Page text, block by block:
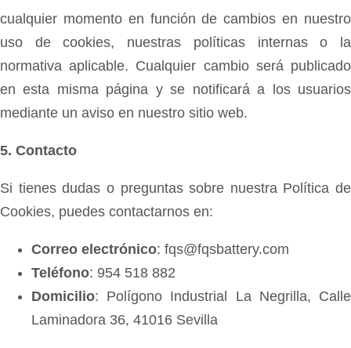
cualquier momento en función de cambios en nuestro
uso de cookies, nuestras políticas internas o la
normativa aplicable. Cualquier cambio será publicado
en esta misma página y se notificará a los usuarios
mediante un aviso en nuestro sitio web.
5. Contacto
Si tienes dudas o preguntas sobre nuestra Política de
Cookies, puedes contactarnos en:
Correo electrónico: fqs@fqsbattery.com
Teléfono: 954 518 882
Domicilio: Polígono Industrial La Negrilla, Calle
Laminadora 36, 41016 Sevilla